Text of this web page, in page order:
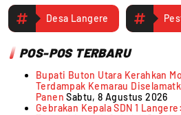
Desa Langere
POS-POS TERBARU
Bupati Buton Utara Kerahkan
Terdampak Kemarau
Panen Sabtu, 8 Agustus 2026
Gebrakan Kepala SDN 1